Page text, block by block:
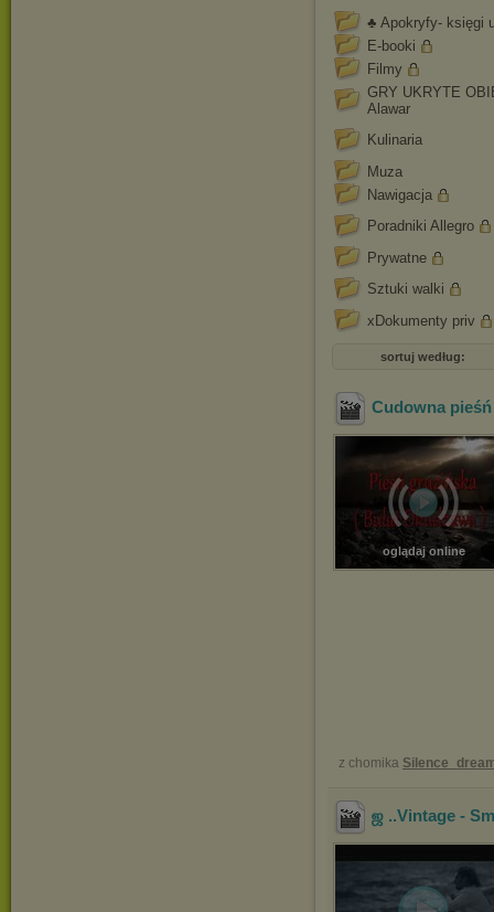
♣ Apokryfy- księgi
E-booki
Filmy
GRY UKRYTE
Alawar
Kulinaria
Muza
Nawigacja
Poradniki Allegro
Prywatne
Sztuki walki
xDokumenty priv
sortuj według:
Cudowna
oglądaj online
z chomika
ஜ ..Vintage -